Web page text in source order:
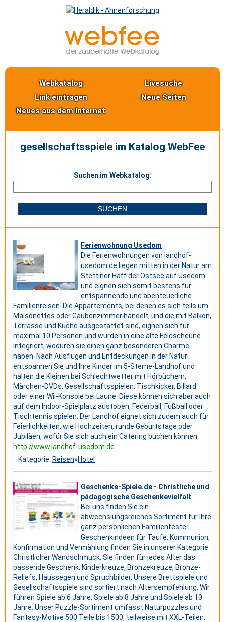
Webkatalog
Livesuche
Link eintragen
Neue Seiten
Neues aus dem Internet
gesellschaftsspiele im Katalog WebFee
Suchen im Webkatalog:
Ferienwohnung Usedom
Die Ferienwohnungen von landhof-
usedom.de liegen mitten in der Natur am
Stettiner Haff der Ostsee auf Usedom
und eignen sich somit bestens für
entspannende und abenteuerliche
Familienreisen. Die Appartements, bei denen es sich teils um
Maisonettes oder Gaubenzimmer handelt, und die mit Balkon,
Terrasse und Küche ausgestattet sind, eignen sich für
maximal 10 Personen und wurden in eine alte Feldscheune
integriert, wodurch sie einen ganz besonderen Charme
haben. Nach Ausflügen und Entdeckungen in der Natur
entspannen Sie und Ihre Kinder im 5-Sterne-Landhof und
halten die Kleinen bei Schlechtwetter mit Hörbüchern,
Märchen-DVDs, Gesellschaftsspielen, Tischkicker, Billard
oder einer Wii-Konsole bei Laune. Diese können sich aber auch
auf dem Indoor-Spielplatz austoben, Federball, Fußball oder
Tischtennis spielen. Der Landhof eignet sich zudem auch für
Feierlichkeiten, wie Hochzeiten, runde Geburtstage oder
Jubiläen, wofür Sie sich auch ein Catering buchen können.
http://www.landhof-usedom.de
Kategorie: Reisen»Hotel
Geschenke-Spiele.de - Christliche und
pädagogische Geschenkevielfalt
Bei uns finden Sie ein
abwechslungsreiches Sortiment für Ihre
ganz persönlichen Familienfeste.
Geschenkindeen für Taufe, Kommunion,
Konfirmation und Vermählung finden Sie in unserer Kategorie
Christlicher Wandschmuck. Sie finden für jedes Alter das
passende Geschenk, Kinderkreuze, Bronzekreuze, Bronze-
Reliefs, Haussegen und Spruchbilder. Unsere Brettspiele und
Gesellschaftsspiele sind sortiert nach Altersempfehlung. Wir
führen Spiele ab 6 Jahre, Spiele ab 8 Jahre und Spiele ab 10
Jahre. Unser Puzzle-Sortiment umfasst Naturpuzzles und
Fantasy-Motive 500 Teile bis 1500, teilweise mit XXL-Teilen.